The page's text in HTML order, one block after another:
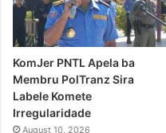
KomJer PNTL Apela ba
Membru PolTranz Sira
Labele Komete
Irregularidade
August 10, 2026